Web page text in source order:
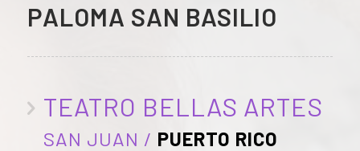
PALOMA SAN BASILIO
TEATRO BELLAS ARTES
SAN JUAN / PUERTO RICO